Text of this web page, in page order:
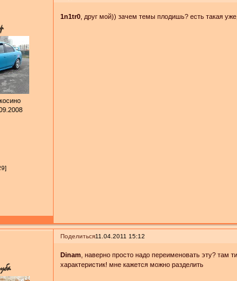
1n1tr0 , друг мой)) зачем темы плодишь? есть такая
Поделиться11.04.2011 15:12
Dinam , наверно просто надо переименовать эту? там
характеристик! мне кажется можно разделить